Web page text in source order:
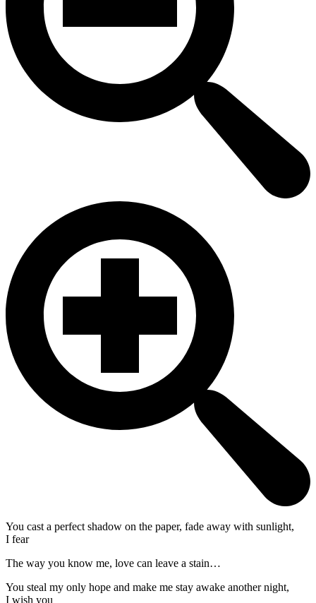
You cast a perfect shadow on the paper, fade away with sunlight,
I fear
The way you know me, love can leave a stain…
You steal my only hope and make me stay awake another night,
I wish you